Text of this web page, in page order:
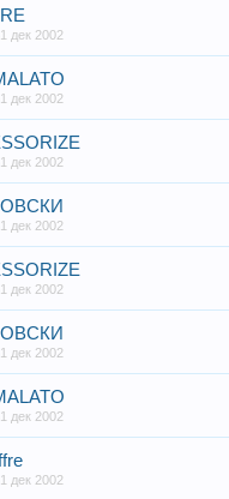
дек 2002
дек 2002
дек 2002
дек 2002
дек 2002
дек 2002
дек 2002
дек 2002